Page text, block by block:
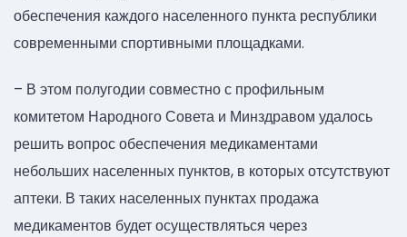
обеспечения каждого населенного пункта республики
современными спортивными площадками.
– В этом полугодии совместно с профильным
комитетом Народного Совета и Минздравом удалось
решить вопрос обеспечения медикаментами
небольших населенных пунктов, в которых отсутствуют
аптеки. В таких населенных пунктах продажа
медикаментов будет осуществляться через